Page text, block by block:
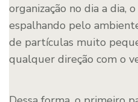
organização no dia a dia,
espalhando pelo
de partículas muito
qualquer direção com o